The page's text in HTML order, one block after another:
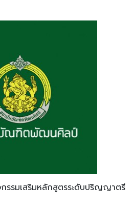
รรมเสริมหลักสูตรระดับปริญญาตรี